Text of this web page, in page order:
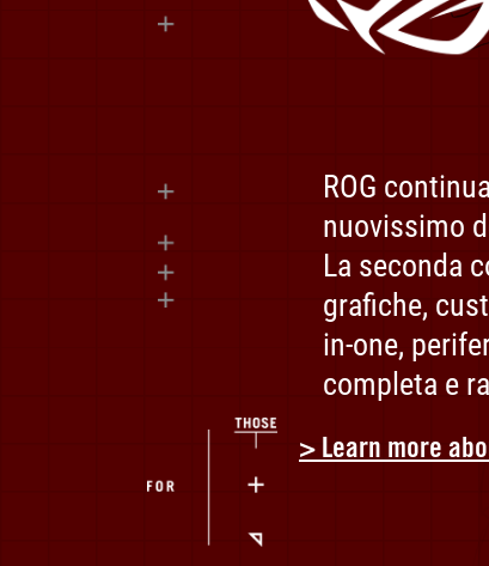
EVANGELION
-
Progettato
da
ROG.
Testato
dal
NERV.
The
Ultimate
ROG
nuovissimo
La seconda
grafiche,
in-one,
completa e
> Learn more